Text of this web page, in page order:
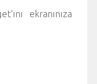
ekranınıza